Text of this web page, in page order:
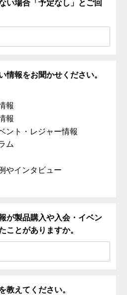
い場合「予定なし」とご回
情報をお聞かせください。
報
報
ント・レジャー情報
ム
やインタビュー
が製品購入や入会・イベン
ことがありますか。
教えてください。